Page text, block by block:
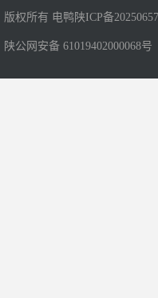
版权所有 电鸭 陕ICP备
陕公网安备 61019402000068号